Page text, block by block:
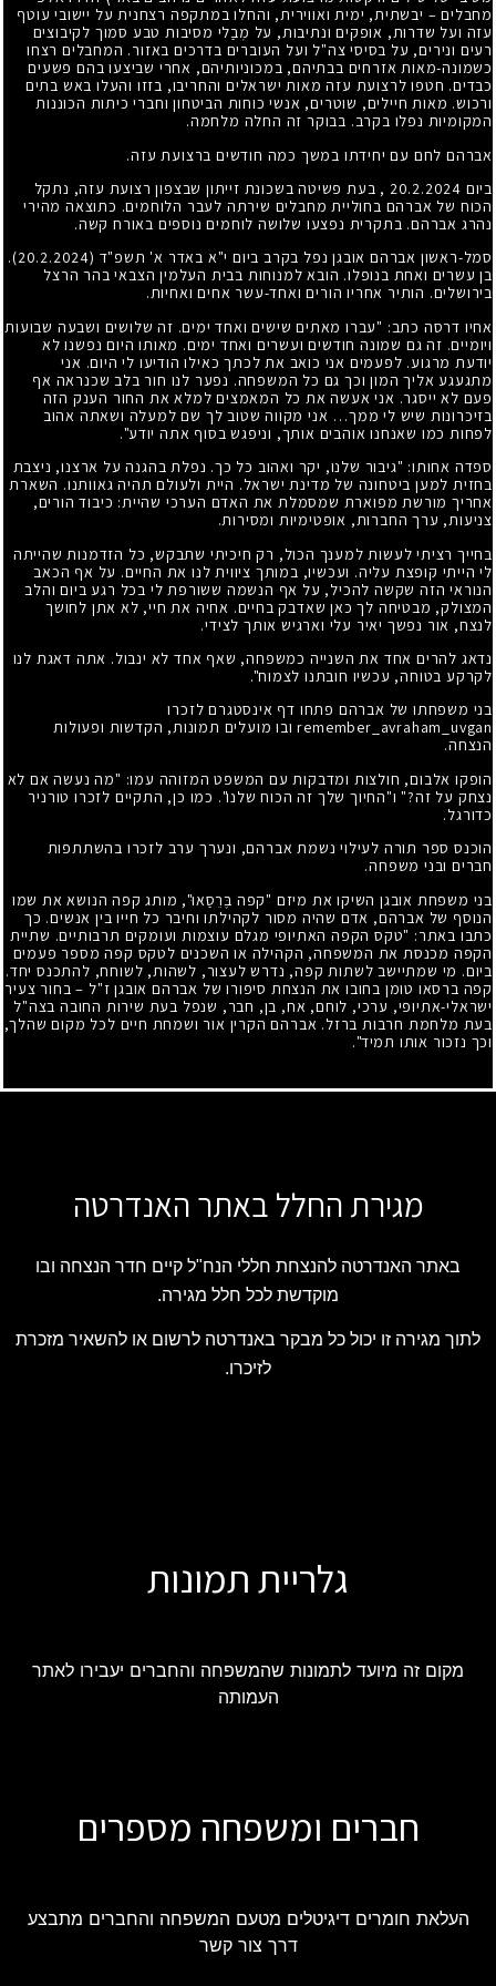
מחבלים – יבשתית, ימית ואווירית, והחלו במתקפה רצחנית על יישובי עוטף
עזה ועל שדרות, אופקים ונתיבות, על מְבַלי מסיבות טבע סמוך לקיבוצים
רעים ונירים, על בסיסי צה"ל ועל העוברים בדרכים באזור. המחבלים רצחו
כשמונה-מאות אזרחים בבתיהם, במכוניותיהם, אחרי שביצעו בהם פשעים
כבדים. חטפו לרצועת עזה מאות ישראלים והחריבו, בזזו והעלו באש בתים
ורכוש. מאות חיילים, שוטרים, אנשי כוחות הביטחון וחברי כיתות הכוננות
המקומיות נפלו בקרב. בבוקר זה החלה מלחמה.
אברהם לחם עם יחידתו במשך כמה חודשים ברצועת עזה.
ביום 20.2.2024 , בעת פשיטה בשכונת זייתון שבצפון רצועת עזה, נתקל
הכוח של אברהם בחוליית מחבלים שירתה לעבר הלוחמים. כתוצאה מהירי
נהרג אברהם. בתקרית נפצעו שלושה לוחמים נוספים באורח קשה.
סמל-ראשון אברהם אובגן נפל בקרב ביום י"א באדר א' תשפ"ד (20.2.2024).
בן עשרים ואחת בנופלו. הובא למנוחות בבית העלמין הצבאי בהר הרצל
בירושלים. הותיר אחריו הורים ואחד-עשר אחים ואחיות.
אחיו דרסה כתב: "עברו מאתים שישים ואחד ימים. זה שלושים ושבעה שבועות
ויומיים. זה גם שמונה חודשים ועשרים ואחד ימים. מאותו היום נפשנו לא
יודעת מרגוע. לפעמים אני כואב את לכתך כאילו הודיעו לי היום. אני
מתגעגע אליך המון וכך גם כל המשפחה. נפער לנו חור בלב שכנראה אף
פעם לא ייסגר. אני אעשה את כל המאמצים למלא את החור הענק הזה
בזיכרונות שיש לי ממך… אני מקווה שטוב לך שם למעלה ושאתה אהוב
לפחות כמו שאנחנו אוהבים אותך, וניפגש בסוף אתה יודע".
ספדה אחותו: "גיבור שלנו, יקר ואהוב כל כך. נפלת בהגנה על ארצנו, ניצבת
בחזית למען ביטחונה של מדינת ישראל. היית ולעולם תהיה גאוותנו. השארת
אחריך מורשת מפוארת שמסמלת את האדם הערכי שהיית: כיבוד הורים,
צניעות, ערך החברות, אופטימיות ומסירות.
בחייך רציתי לעשות למענך הכול, רק חיכיתי שתבקש, כל הזדמנות שהייתה
לי הייתי קופצת עליה. ועכשיו, במותך ציווית לנו את החיים. על אף הכאב
הנוראי הזה שקשה להכיל, על אף הנשמה ששורפת לי בכל רגע ביום והלב
המצולק, מבטיחה לך כאן שאדבק בחיים. אחיה את חיי, לא אתן לחושך
לנצח, אור נפשך יאיר עלי וארגיש אותך לצידי.
נדאג להרים אחד את השנייה כמשפחה, שאף אחד לא ינבול. אתה דאגת לנו
לקרקע בטוחה, עכשיו חובתנו לצמוח".
בני משפחתו של אברהם פתחו דף אינסטגרם לזכרו
remember_avraham_uvgan ובו מועלים תמונות, הקדשות ופעולות
הנצחה.
הופקו אלבום, חולצות ומדבקות עם המשפט המזוהה עמו: "מה נעשה אם לא
נצחק על זה?" ו"החיוך שלך זה הכוח שלנו". כמו כן, התקיים לזכרו טורניר
כדורגל.
הוכנס ספר תורה לעילוי נשמת אברהם, ונערך ערב לזכרו בהשתתפות
חברים ובני משפחה.
בני משפחת אובגן השיקו את מיזם "קפה בֶּרֵסַאוּ", מותג קפה הנושא את שמו
הנוסף של אברהם, אדם שהיה מסור לקהילתו וחיבר כל חייו בין אנשים. כך
כתבו באתר: "טקס הקפה האתיופי מגלם עוצמות ועומקים תרבותיים. שתיית
הקפה מכנסת את המשפחה, הקהילה או השכנים לטקס קפה מספר פעמים
ביום. מי שמתיישב לשתות קפה, נדרש לעצור, לשהות, לשוחח, להתכנס יחד.
קפה ברסאו טומן בחובו את הנצחת סיפורו של אברהם אובגן ז"ל – בחור צעיר
ישראלי-אתיופי, ערכי, לוחם, אח, בן, חבר, שנפל בעת שירות החובה בצה"ל
בעת מלחמת חרבות ברזל. אברהם הקרין אור ושמחת חיים לכל מקום שהלך,
וכך נזכור אותו תמיד".
מגירת החלל באתר האנדרטה
באתר האנדרטה להנצחת חללי הנח"ל קיים חדר הנצחה ובו
מוקדשת לכל חלל מגירה.
לתוך מגירה זו יכול כל מבקר באנדרטה לרשום או להשאיר מזכרת
לזיכרו.
גלריית תמונות
מקום זה מיועד לתמונות שהמשפחה והחברים יעבירו לאתר
העמותה
חברים ומשפחה מספרים
העלאת חומרים דיגיטלים מטעם המשפחה והחברים מתבצע
דרך צור קשר